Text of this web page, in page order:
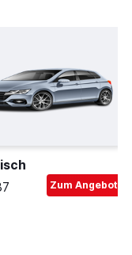
Zum Angebot